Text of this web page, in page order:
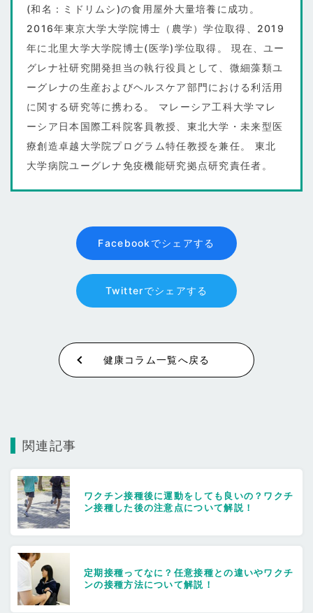
(和名：ミドリムシ)の食用屋外大量培養に成功。
2016年東京大学大学院博士（農学）学位取得、2019
年に北里大学大学院博士(医学)学位取得。 現在、ユー
グレナ社研究開発担当の執行役員として、微細藻類ユ
ーグレナの生産およびヘルスケア部門における利活用
に関する研究等に携わる。 マレーシア工科大学マレ
ーシア日本国際工科院客員教授、東北大学・未来型医
療創造卓越大学院プログラム特任教授を兼任。 東北
大学病院ユーグレナ免疫機能研究拠点研究責任者。
Facebookでシェアする
Twitterでシェアする
健康コラム一覧へ戻る
関連記事
ワクチン接種後に運動をしても良いの？ワクチ
ン接種した後の注意点について解説！
定期接種ってなに？任意接種との違いやワクチ
ンの接種方法について解説！